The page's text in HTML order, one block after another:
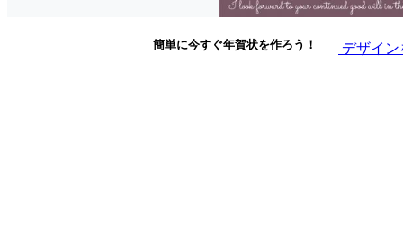
簡単に今すぐ年賀状を作ろう！ デザイ